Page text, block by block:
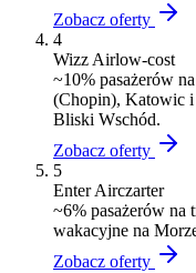
Zobacz oferty
4
Wizz Airlow-cost
~10% pasażerów na
(Chopin), Katowic i
Bliski Wschód.
Zobacz oferty
5
Enter Airczarter
~6% pasażerów na
wakacyjne na
Zobacz oferty